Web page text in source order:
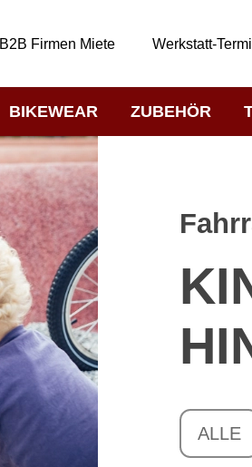
B2B Firmen Miete Werkstatt-
BIKEWEAR ZUBEHÖR
ALLE